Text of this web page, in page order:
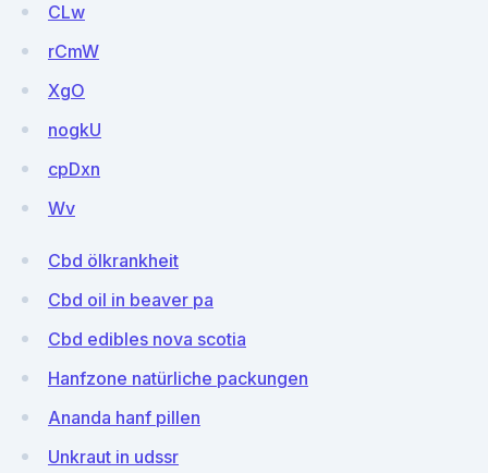
CLw
rCmW
XgO
nogkU
cpDxn
Wv
Cbd ölkrankheit
Cbd oil in beaver pa
Cbd edibles nova scotia
Hanfzone natürliche packungen
Ananda hanf pillen
Unkraut in udssr